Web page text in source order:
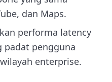
dan Maps.
performa latency
padat pengguna
enterprise.